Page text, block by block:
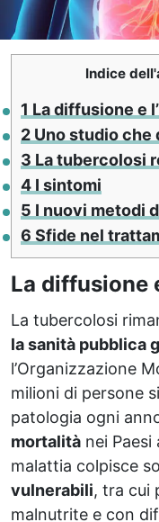
Indice
1 La diffusione e
2 Uno studio che
3 La tubercolosi
4 I sintomi
5 I nuovi metodi
6 Sfide nel
La diffusione
La tubercolosi
la sanità pubblica
l’Organizzazione
milioni di persone
patologia ogni
mortalità nei
malattia colpisce
vulnerabili, tra cui
malnutrite e con